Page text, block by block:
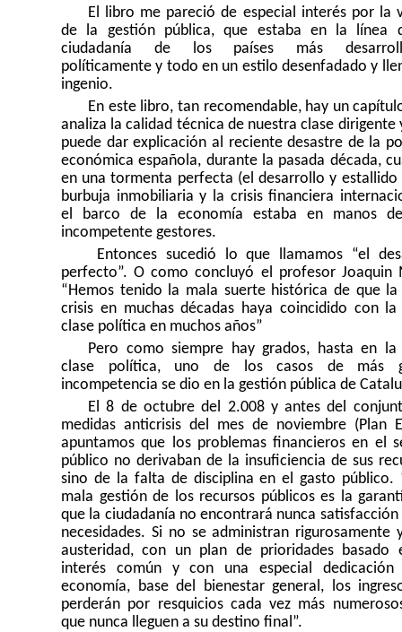
El libro me pareció de especial interés por la
de la gestión pública, que estaba en la línea
ciudadanía de los países más
políticamente y todo en un estilo desenfadado y
ingenio.
En este libro, tan recomendable, hay un
analiza la calidad técnica de nuestra clase dirigente
puede dar explicación al reciente desastre de la
económica española, durante la pasada década,
en una tormenta perfecta (el desarrollo y estallido
burbuja inmobiliaria y la crisis financiera
el barco de la economía estaba en manos
incompetente gestores.
Entonces sucedió lo que llamamos “el
perfecto”. O como concluyó el profesor Joaquin
“Hemos tenido la mala suerte histórica de que la
crisis en muchas décadas haya coincidido con la
clase política en muchos años”
Pero como siempre hay grados, hasta en la
clase política, uno de los casos de más
incompetencia se dio en la gestión pública de
El 8 de octubre del 2.008 y antes del
medidas anticrisis del mes de noviembre (Plan
apuntamos que los problemas financieros en el
público no derivaban de la insuficiencia de sus
sino de la falta de disciplina en el gasto público.
mala gestión de los recursos públicos es la
que la ciudadanía no encontrará nunca satisfacción
necesidades. Si no se administran rigurosamente
austeridad, con un plan de prioridades basado
interés común y con una especial
economía, base del bienestar general, los
perderán por resquicios cada vez más
que nunca lleguen a su destino final”.